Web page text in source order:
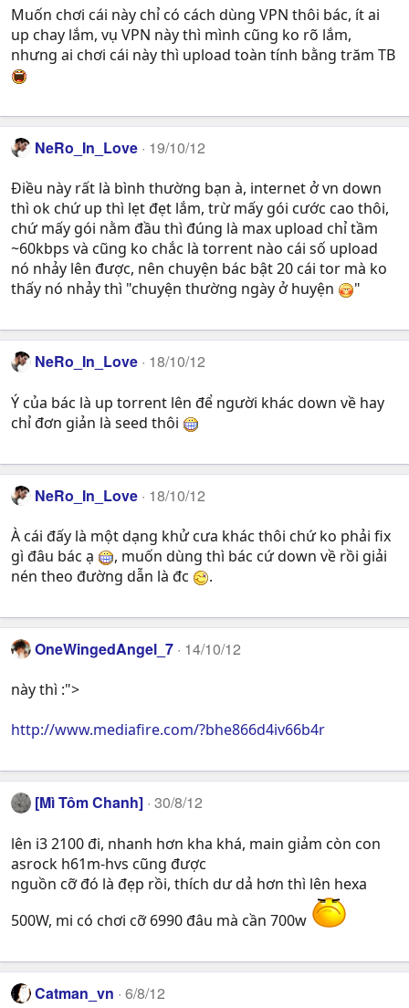
Muốn chơi cái này chỉ có cách dùng VPN thôi bác, ít ai
up chay lắm, vụ VPN này thì mình cũng ko rõ lắm,
nhưng ai chơi cái này thì upload toàn tính bằng trăm TB
NeRo_In_Love 19/10/12
Điều này rất là bình thường bạn à, internet ở vn down
thì ok chứ up thì lẹt đẹt lắm, trừ mấy gói cước cao thôi,
chứ mấy gói nằm đầu thì đúng là max upload chỉ tầm
~60kbps và cũng ko chắc là torrent nào cái số upload
nó nhảy lên được, nên chuyện bác bật 20 cái tor mà ko
thấy nó nhảy thì "chuyện thường ngày ở huyện
"
NeRo_In_Love 18/10/12
Ý của bác là up torrent lên để người khác down về hay
chỉ đơn giản là seed thôi
NeRo_In_Love 18/10/12
À cái đấy là một dạng khử cưa khác thôi chứ ko phải fix
gì đâu bác ạ
, muốn dùng thì bác cứ down về rồi giải
nén theo đường dẫn là đc
.
OneWingedAngel_7 14/10/12
này thì :">
http://www.mediafire.com/?bhe866d4iv66b4r
[Mì Tôm Chanh] 30/8/12
lên i3 2100 đi, nhanh hơn kha khá, main giảm còn con
asrock h61m-hvs cũng được
nguồn cỡ đó là đẹp rồi, thích dư dả hơn thì lên hexa
500W, mi có chơi cỡ 6990 đâu mà cần 700w
Catman_vn 6/8/12